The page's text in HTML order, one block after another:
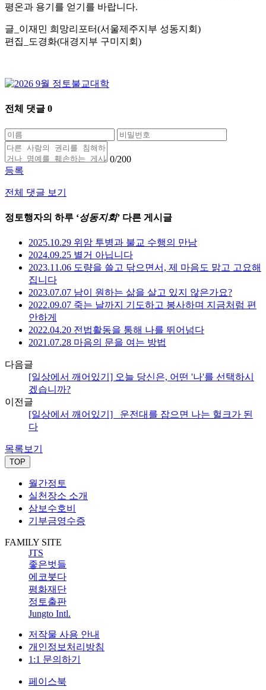
평온과 용기를 얻기를 바랍니다.
글_이재민 희망리포터(서울제주지부 성동지회)
편집_도경화(대경지부 구미지회)
전체 댓글 0
0/200
등록
전체 댓글 보기
정토행자의 하루 ‘성동지회’ 다른 게시글
2025.10.29 위암 투병과 불교 수행의 만남
2024.09.25 별거 아닙니다
2023.11.06 도량을 쓸고 닦으면서, 제 마음도 맑고 고요해
집니다
2023.07.07 남이 원하는 삶을 살고 있지 않은가요?
2022.09.07 죽는 날까지 기도하고 봉사하며 지금처럼 편
안하게
2022.04.20 전법활동을 통해 나를 뛰어넘다
2021.07.28 마음의 문을 여는 방법
다음글
[일상에서 깨어있기] 오늘 당신은, 어떤 '나'를 선택하시
겠습니까?
이전글
[일상에서 깨어있기] _운전대를 잡으면 나는 헐크가 된
다
목록보기
TOP
월간정토
실천장소 소개
삼보수호비
기부금영수증
FAMILY SITE
JTS
좋은벗들
에코붓다
평화재단
정토출판
Jungto Intl.
저작물 사용 안내
개인정보처리방침
1:1 문의하기
페이스북